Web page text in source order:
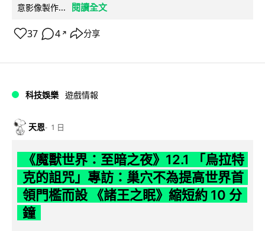
意影像製作...
閱讀全文
37 4 ↗ 分享
科技娛樂 遊戲情報
天恩 1 日
《魔獸世界：至暗之夜》12.1 「烏拉特
克的詛咒」專訪：巢穴不為提高世界首
領門檻而設 《諸王之眠》縮短約 10 分
鐘